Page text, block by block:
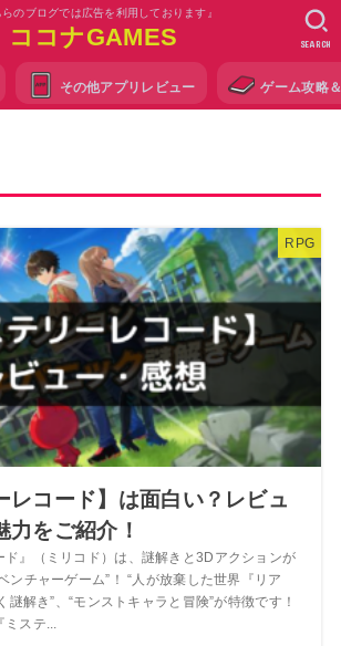
らのブログでは広告を利用しております』
ココナGAMES
その他アプリレビュー ゲーム攻略
SEARCH
RPG
レコード】は面白い？レビュ
力をご紹介！
ド』（ミリコド）は、謎解きと3Dアクションが
ンチャーゲーム”！ “人が放棄した世界『リア
謎解き”、“モンストキャラと冒険”が特徴です！
ミステ...